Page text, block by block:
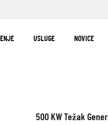
USLUGE NOVICE
500 KW Težak